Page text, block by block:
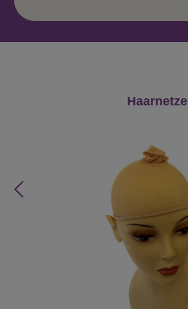
Produktgalerie überspringen
Haarnetze